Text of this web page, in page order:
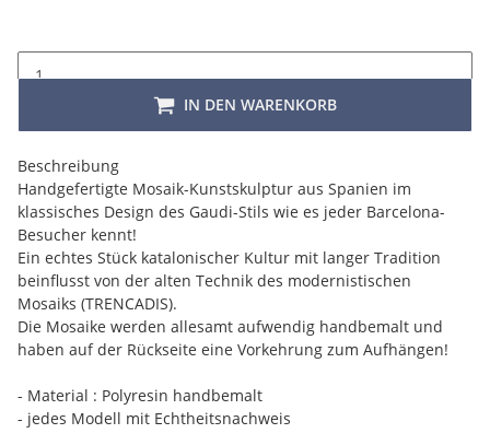
IN DEN WARENKORB
Beschreibung
Handgefertigte Mosaik-Kunstskulptur aus Spanien im
klassisches Design des Gaudi-Stils wie es jeder Barcelona-
Besucher kennt!
Ein echtes Stück katalonischer Kultur mit langer Tradition
beinflusst von der alten Technik des modernistischen
Mosaiks (TRENCADIS).
Die Mosaike werden allesamt aufwendig handbemalt und
haben auf der Rückseite eine Vorkehrung zum Aufhängen!
- Material : Polyresin handbemalt
- jedes Modell mit Echtheitsnachweis